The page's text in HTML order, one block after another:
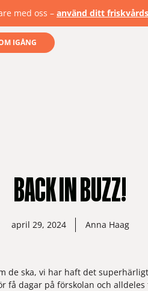
med oss – använd ditt
IGÅNG
BACK IN BUZZ!
april 29, 2024 Anna Haag
de ska, vi har haft det
få dagar på förskolan och